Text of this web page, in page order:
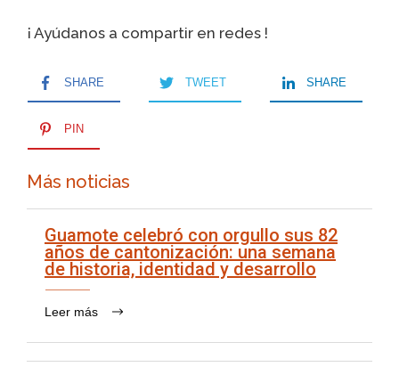
¡ Ayúdanos a compartir en redes !
SHARE TWEET SHARE
PIN
Más noticias
Guamote celebró con orgullo sus 82
años de cantonización: una semana
de historia, identidad y desarrollo
Leer más